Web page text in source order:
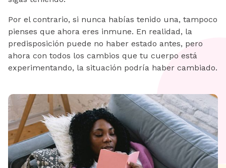
Por el contrario, si nunca habías tenido una, tampoco
pienses que ahora eres inmune. En realidad, la
predisposición puede no haber estado antes, pero
ahora con todos los cambios que tu cuerpo está
experimentando, la situación podría haber cambiado.